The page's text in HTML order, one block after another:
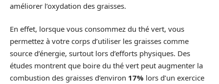
améliorer l’oxydation des graisses.
En effet, lorsque vous consommez du thé vert, vous
permettez à votre corps d’utiliser les graisses comme
source d’énergie, surtout lors d’efforts physiques. Des
études montrent que boire du thé vert peut augmenter la
combustion des graisses d’environ 17% lors d’un exercice